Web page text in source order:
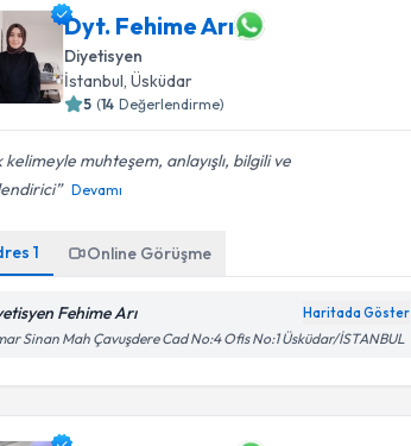
Dyt. Fehime Arı
Diyetisyen
İstanbul, Üsküdar
5 (14 Değerlendirme)
kelimeyle muhteşem, anlayışlı, bilgili ve
Devamı
1 Online Görüşme
Fehime Arı Haritada Göster
Sinan Mah Çavuşdere Cad No:4 Ofis No:1 Üsküdar/İSTANBUL